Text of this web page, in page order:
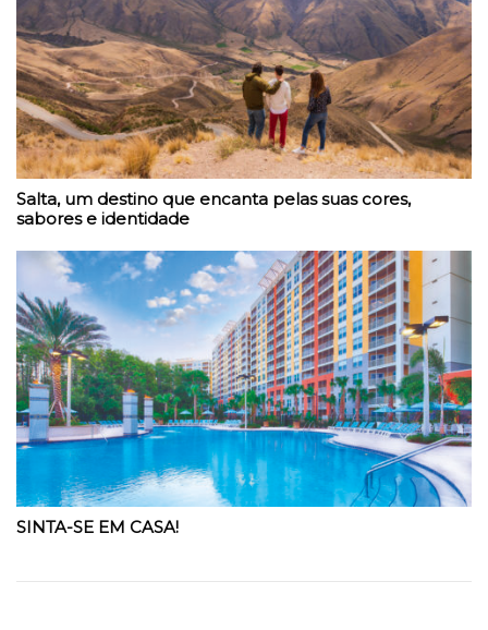
Salta, um destino que encanta pelas suas cores,
sabores e identidade
SINTA-SE EM CASA!